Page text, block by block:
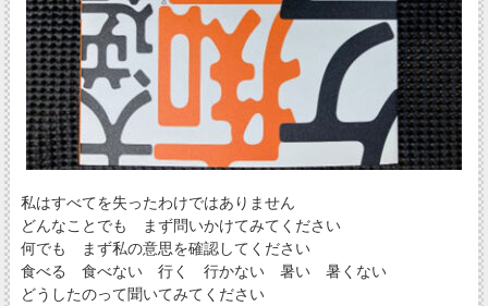
私はすべてを失ったわけではありません
どんなことでも まず問いかけてみてください
何でも まず私の意思を確認してください
食べる 食べない 行く 行かない 暑い 暑くない
どうしたのって聞いてみてください